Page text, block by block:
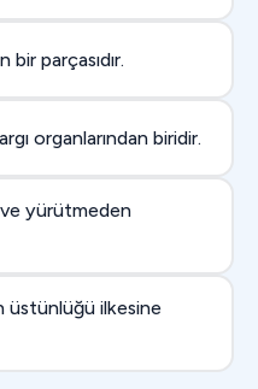
bir parçasıdır.
organlarından biridir.
ve yürütmeden
üstünlüğü ilkesine